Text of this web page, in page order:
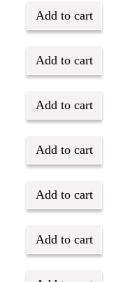
Add to cart
Add to cart
Add to cart
Add to cart
Add to cart
Add to cart